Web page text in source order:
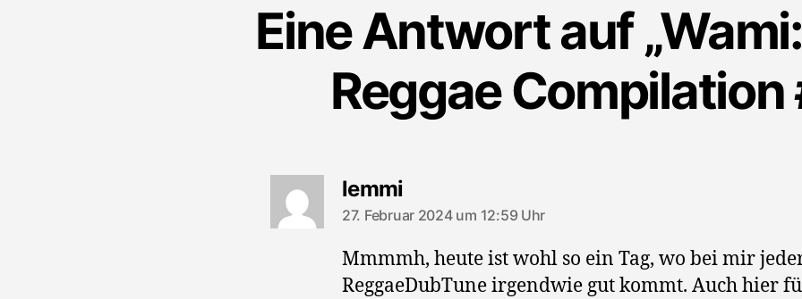
Eine Antwort auf
Reggae Compilation
lemmisagt:
27. Februar 2024 um 12:59 Uhr
Mmmmh, heute ist wohl so ein Tag, wo bei mir
ReggaeDubTune irgendwie gut kommt. Auch hier